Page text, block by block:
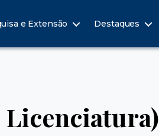
e Extensão Destaques
Licenciatura)